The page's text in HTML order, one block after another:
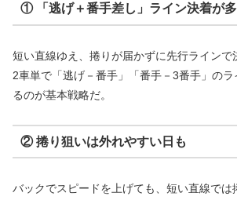
① 「逃げ＋番手差し」ライン決着が
短い直線ゆえ、捲りが届かずに先行ラインで
2車単で「逃げ－番手」「番手－3番手」の
るのが基本戦略だ。
② 捲り狙いは外れやすい日も
バックでスピードを上げても、短い直線では